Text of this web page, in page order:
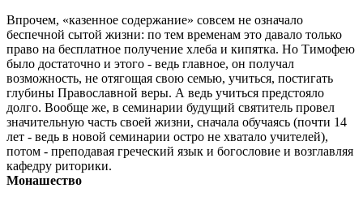
Впрочем, «казенное содержание» совсем не означало
беспечной сытой жизни: по тем временам это давало только
право на бесплатное получение хлеба и кипятка. Но Тимофею
было достаточно и этого - ведь главное, он получал
возможность, не отягощая свою семью, учиться, постигать
глубины Православной веры. А ведь учиться предстояло
долго. Вообще же, в семинарии будущий святитель провел
значительную часть своей жизни, сначала обучаясь (почти 14
лет - ведь в новой семинарии остро не хватало учителей),
потом - преподавая греческий язык и богословие и возглавляя
кафедру риторики.
Монашество